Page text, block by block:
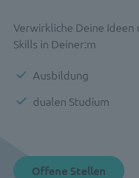
Verwirkliche Deine
Skills in Deiner:m
Ausbildung
dualen Studium
Offene Stellen